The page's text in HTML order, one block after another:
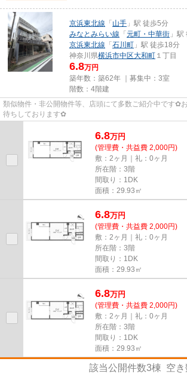
京浜東北線 「 山手 」駅 徒歩5分
みなとみらい線 「 元町・中華街 」
京浜東北線 「 石川町 」駅 徒歩18分
神奈川県横浜市中区大和町 １丁目
6.8万円
築年数：築62年 ｜募集中： 3室
階数：4階建
類似物件・非公開物件等、店頭にて多数ご紹介中です✿
待ちしております✿
6.8万円
(管理費・共益費 2,000円)
敷：2ヶ月｜礼：0ヶ月
所在階：3階
間取り：1DK
面積：29.93㎡
6.8万円
(管理費・共益費 2,000円)
敷：2ヶ月｜礼：0ヶ月
所在階：3階
間取り：1DK
面積：29.93㎡
6.8万円
(管理費・共益費 2,000円)
敷：2ヶ月｜礼：0ヶ月
所在階：3階
間取り：1DK
面積：29.93㎡
該当公開件数3棟 空き